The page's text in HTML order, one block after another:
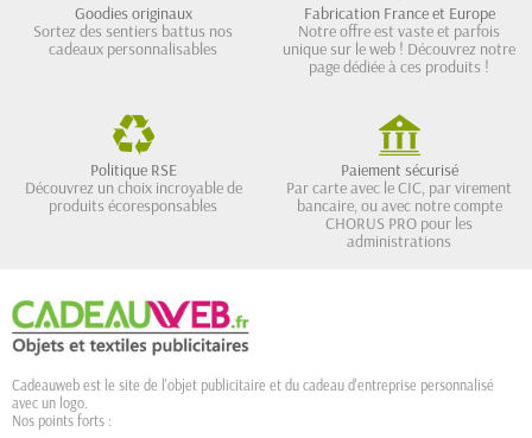
Goodies originaux
Sortez des sentiers battus nos
cadeaux personnalisables
Fabrication France et Europe
Notre offre est vaste et parfois
unique sur le web ! Découvrez notre
page dédiée à ces produits !
Politique RSE
Découvrez un choix incroyable de
produits écoresponsables
Paiement sécurisé
Par carte avec le CIC, par virement
bancaire, ou avec notre compte
CHORUS PRO pour les
administrations
Cadeauweb est le site de l'objet publicitaire et du cadeau d'entreprise personnalisé
avec un logo.
Nos points forts :